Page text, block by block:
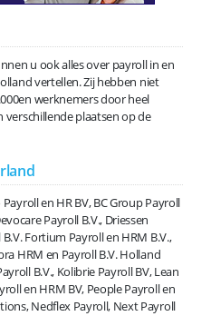
u ook alles over payroll in en
vertellen. Zij hebben niet
werknemers door heel
verschillende plaatsen op de
en HR BV, BC Group Payroll
Payroll B.V., Driessen
Fortium Payroll en HRM B.V.,
HRM en Payroll B.V. Holland
B.V., Kolibrie Payroll BV, Lean
en HRM BV, People Payroll en
Nedflex Payroll, Next Payroll